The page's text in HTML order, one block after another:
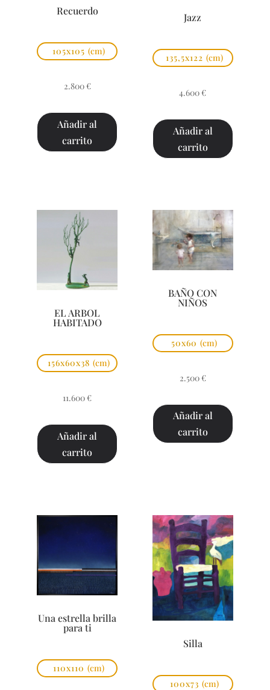
Recuerdo
105x105 (cm)
2.800 €
Añadir al
carrito
Jazz
135,5x122 (cm)
4.600 €
Añadir al
carrito
EL ARBOL
HABITADO
156x60x38 (cm)
11.600 €
Añadir al
carrito
BAÑO CON
NIÑOS
50x60 (cm)
2.500 €
Añadir al
carrito
Una estrella brilla
para ti
110x110 (cm)
Silla
100x73 (cm)